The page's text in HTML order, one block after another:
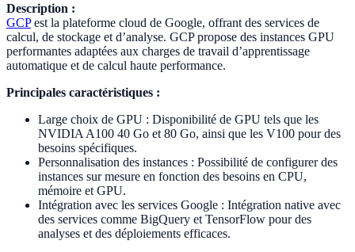
Description :
GCPest la plateforme cloud de Google, offrant des services de
calcul, de stockage et d’analyse. GCP propose des instances GPU
performantes adaptées aux charges de travail d’apprentissage
automatique et de calcul haute performance.
Principales caractéristiques :
Large choix de GPU : Disponibilité de GPU tels que les
NVIDIA A100 40 Go et 80 Go, ainsi que les V100 pour des
besoins spécifiques.
Personnalisation des instances : Possibilité de configurer des
instances sur mesure en fonction des besoins en CPU,
mémoire et GPU.
Intégration avec les services Google : Intégration native avec
des services comme BigQuery et TensorFlow pour des
analyses et des déploiements efficaces.